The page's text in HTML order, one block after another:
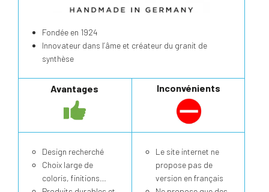
Fondée en 1924
Innovateur dans l’âme et créateur du granit de
synthèse
Avantages Inconvénients
Design recherché
Choix large de
coloris, finitions…
Le site internet ne
propose pas de
version en français